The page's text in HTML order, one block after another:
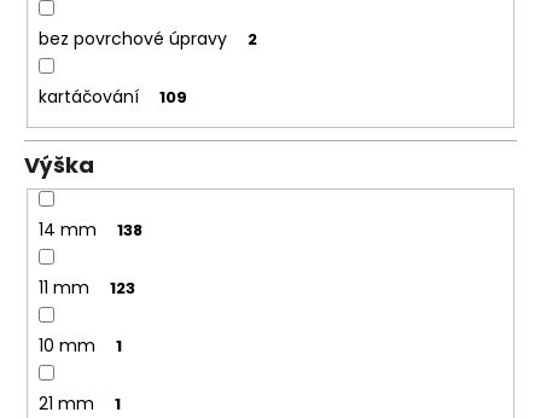
bez povrchové úpravy 2
kartáčování 109
Výška
14 mm 138
11 mm 123
10 mm 1
21 mm 1